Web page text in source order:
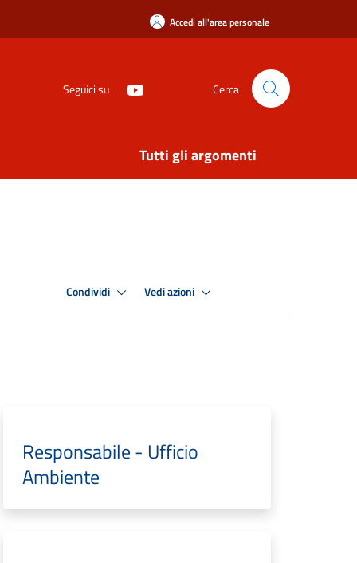
Accedi all'area personale
Seguici su Cerca
Tutti gli argomenti
Condividi Vedi azioni
Responsabile - Ufficio
Ambiente